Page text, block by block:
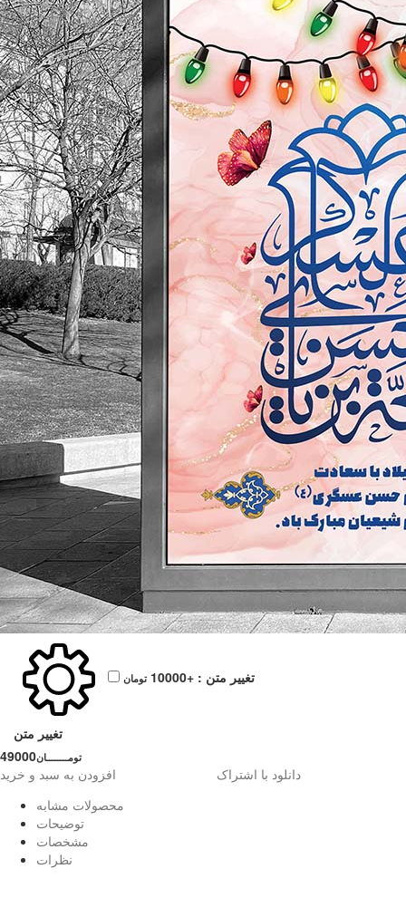
تغییر متن : +10000 تومان
تغییر متن
49000تومــــــــان
افزودن به سبد و خرید
دانلود با اشتراک
محصولات مشابه
توضیحات
مشخصات
نظرات